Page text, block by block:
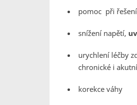
pomoc při
snížení napětí,
urychlení léčby
chronické i
korekce váhy